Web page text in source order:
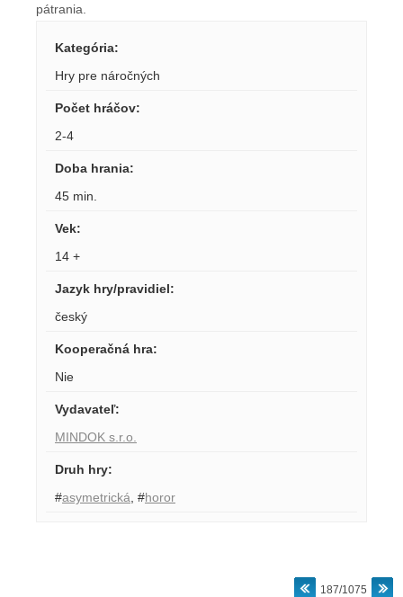
pátrania.
Kategória:
Hry pre náročných
Počet hráčov:
2-4
Doba hrania:
45 min.
Vek:
14 +
Jazyk hry/pravidiel:
český
Kooperačná hra:
Nie
Vydavateľ:
MINDOK s.r.o.
Druh hry:
#asymetrická #horor
187/1075